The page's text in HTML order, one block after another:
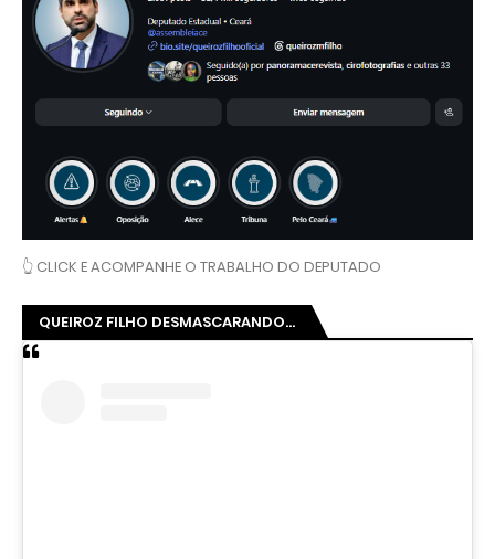
👆 CLICK E ACOMPANHE O TRABALHO DO DEPUTADO
QUEIROZ FILHO DESMASCARANDO...